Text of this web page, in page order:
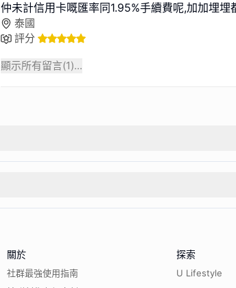
仲未計信用卡嘅匯率同1.95%手續費呢,加加埋埋
泰國
評分
顯示所有留言(1)...
關於
社群最強使用指南
探索
U Lifestyle